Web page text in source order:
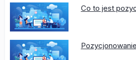
Co to jest